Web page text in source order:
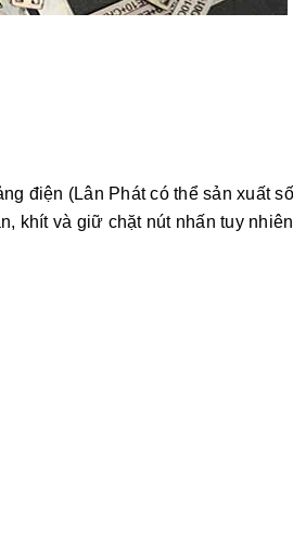
điện (Lân Phát có thể sản xuất
khít và giữ chặt nút nhấn tuy